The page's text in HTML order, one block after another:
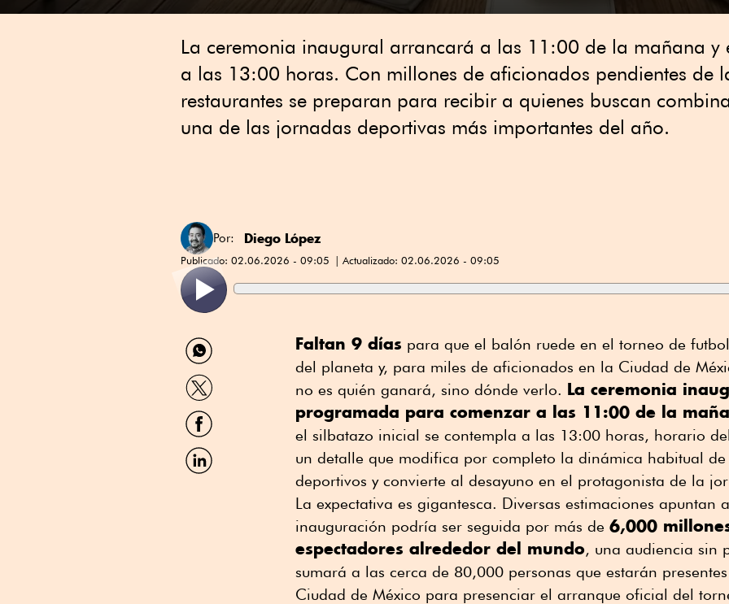
La ceremonia inaugural arrancará a las 11:00 de la mañana y
a las 13:00 horas. Con millones de aficionados pendientes de
restaurantes se preparan para recibir a quienes buscan
una de las jornadas deportivas más importantes del año.
Por: Diego López
Publicado: 02.06.2026 - 09:05 Actualizado: 02.06.2026 - 09:05
Compartir
por
WhatsApp
Compartir
por
Twitter
Compartir
por
Facebook
Compartir
por
Faltan 9 días para que el balón ruede en el torneo de
del planeta y, para miles de aficionados en la Ciudad de
no es quién ganará, sino dónde verlo. La ceremonia
programada para comenzar a las 11:00 de la
el silbatazo inicial se contempla a las 13:00 horas, horario
un detalle que modifica por completo la dinámica habitual de
deportivos y convierte al desayuno en el protagonista de la
La expectativa es gigantesca. Diversas estimaciones apuntan
inauguración podría ser seguida por más de 6,000
espectadores alrededor del mundo, una audiencia sin
sumará a las cerca de 80,000 personas que estarán
Ciudad de México para presenciar el arranque oficial del